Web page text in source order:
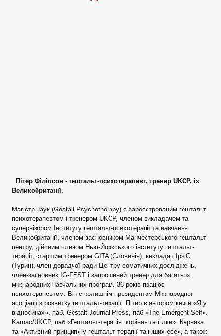
Пітер Філіпсон - гештальт-психотерапевт, тренер UKCP, із
Великобританії.
Магістр наук (Gestalt Psychotherapy) є зареєстрованим гештальт-
психотерапевтом і тренером UKCP, членом-викладачем та
супервізором Інституту гештальт-психотерапії та навчання
Великобританії, членом-засновником Манчестерського гештальт-
центру, дійсним членом Нью-Йоркського інституту гештальт-
терапії, старшим тренером GITA (Словенія), викладач IpsiG
(Турин), член дорадчої ради Центру соматичних досліджень,
член-засновник IG-FEST і запрошений тренер для багатьох
міжнародних навчальних програм. 36 років працює
психотерапевтом. Він є колишнім президентом Міжнародної
асоціації з розвитку гештальт-терапії. Пітер є автором книги «Я у
відносинах», паб. Gestalt Journal Press, паб «The Emergent Self».
Karnac/UKCP, паб «Гештальт-терапія: коріння та гілки». Карнака
та «Активний принцип» у гештальт-терапії та інших есе», а також